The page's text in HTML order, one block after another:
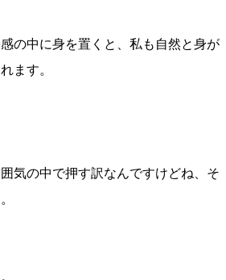
の中に身を置くと、私も自然と身が
ます。
気の中で押す訳なんですけどね、そ